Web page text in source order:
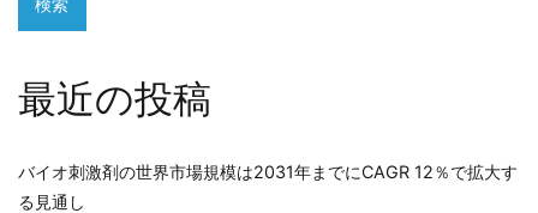
ョ
ン
最近の投稿
バイオ刺激剤の世界市場規模は2031年までにCAGR 12％で拡大す
る見通し